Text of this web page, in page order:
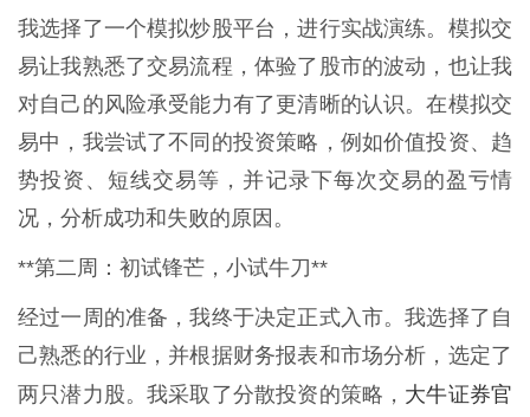
我选择了一个模拟炒股平台，进行实战演练。模拟交
易让我熟悉了交易流程，体验了股市的波动，也让我
对自己的风险承受能力有了更清晰的认识。在模拟交
易中，我尝试了不同的投资策略，例如价值投资、趋
势投资、短线交易等，并记录下每次交易的盈亏情
况，分析成功和失败的原因。
**第二周：初试锋芒，小试牛刀**
经过一周的准备，我终于决定正式入市。我选择了自
己熟悉的行业，并根据财务报表和市场分析，选定了
两只潜力股。我采取了分散投资的策略， 大牛证券官